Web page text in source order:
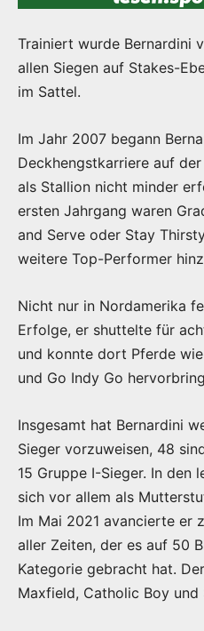
Trainiert wurde Bernardini
allen Siegen auf Stakes-
im Sattel.
Im Jahr 2007 begann
Deckhengstkarriere auf
als Stallion nicht minder
ersten Jahrgang waren
and Serve oder Stay
weitere Top-Performer
Nicht nur in Nordamerika
Erfolge, er shuttelte für
und konnte dort Pferde
und Go Indy Go
Insgesamt hat Bernardini
Sieger vorzuweisen, 48
15 Gruppe I-Sieger. In den
sich vor allem als
Im Mai 2021 avancierte er
aller Zeiten, der es auf 50
Kategorie gebracht hat.
Maxfield, Catholic Boy und